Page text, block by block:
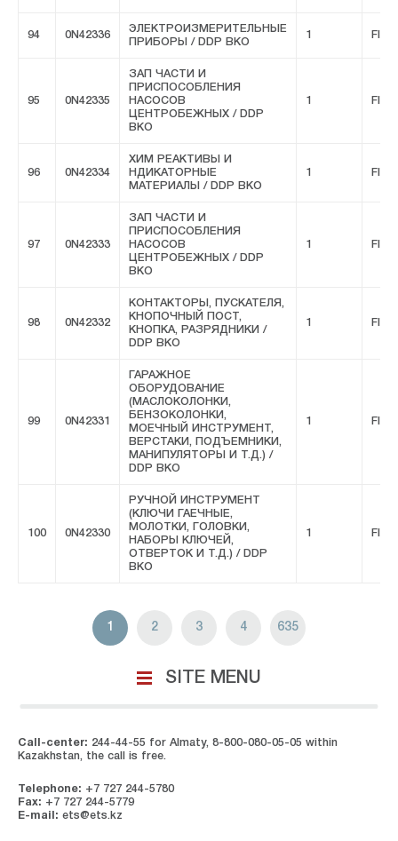
94 0N42336
ЭЛЕКТРОИЗМЕРИТЕЛЬНЫЕ
ПРИБОРЫ / DDP ВКО
1 FIVE
95 0N42335
ЗАП ЧАСТИ И
ПРИСПОСОБЛЕНИЯ
НАСОСОВ
ЦЕНТРОБЕЖНЫХ / DDP
ВКО
1 FIVE
96 0N42334
ХИМ РЕАКТИВЫ И
НДИКАТОРНЫЕ
МАТЕРИАЛЫ / DDP ВКО
1 FIVE
97 0N42333
ЗАП ЧАСТИ И
ПРИСПОСОБЛЕНИЯ
НАСОСОВ
ЦЕНТРОБЕЖНЫХ / DDP
ВКО
1 FIVE
98 0N42332
КОНТАКТОРЫ, ПУСКАТЕЛЯ,
КНОПОЧНЫЙ ПОСТ,
КНОПКА, РАЗРЯДНИКИ /
DDP ВКО
1 FIVE
99 0N42331
ГАРАЖНОЕ
ОБОРУДОВАНИЕ
(МАСЛОКОЛОНКИ,
БЕНЗОКОЛОНКИ,
МОЕЧНЫЙ ИНСТРУМЕНТ,
ВЕРСТАКИ, ПОДЪЕМНИКИ,
МАНИПУЛЯТОРЫ И Т.Д.) /
DDP ВКО
1 FIVE
100 0N42330
РУЧНОЙ ИНСТРУМЕНТ
(КЛЮЧИ ГАЕЧНЫЕ,
МОЛОТКИ, ГОЛОВКИ,
НАБОРЫ КЛЮЧЕЙ,
ОТВЕРТОК И Т.Д.) / DDP
ВКО
1 FIVE
1 2 3 4 635
SITE MENU
Call-center: 244-44-55 for Almaty, 8-800-080-05-05 within
Kazakhstan, the call is free.
Telephone: +7 727 244-5780
Fax: +7 727 244-5779
E-mail: ets@ets.kz